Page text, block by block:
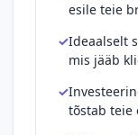
esile teie
Ideaalselt
mis jääb
tõstab teie